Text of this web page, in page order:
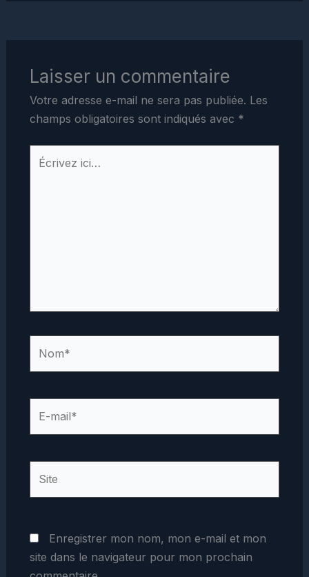
Laisser un commentaire
Votre adresse e-mail ne sera pas publiée. Les
champs obligatoires sont indiqués avec *
Écrivez
Enregistrer mon nom, mon e-mail et mon
site dans le navigateur pour mon prochain